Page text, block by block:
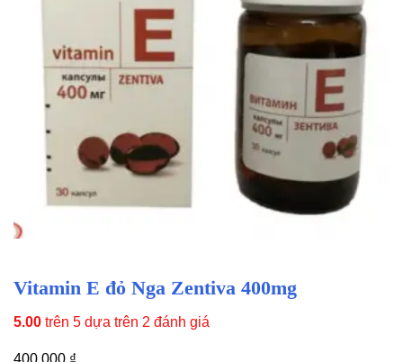
Vitamin E đỏ Nga Zentiva 400mg
5.00 trên 5 dựa trên 2 đánh giá
400,000 ₫